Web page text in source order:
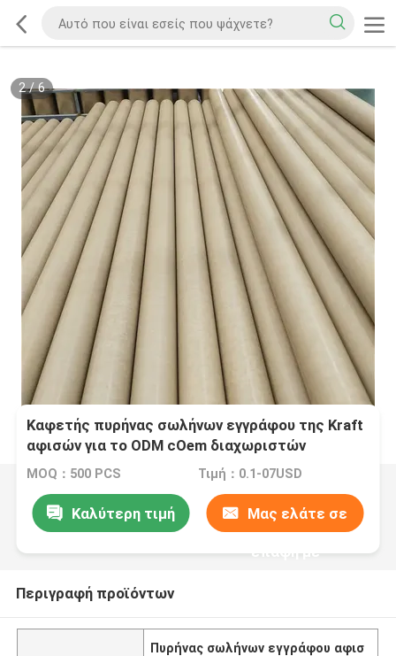
2/6
Καφετής πυρήνας σωλήνων εγγράφου της Kraft
αφισών για το ODM cOem διαχωριστών
μπαταριών λίθιου
MOQ：500 PCS Τιμή：0.1-07USD
Καλύτερη τιμή Μας ελάτε σε
επαφή με
Περιγραφή προϊόντων
Πυρήνας σωλήνων εγγράφου αφισ